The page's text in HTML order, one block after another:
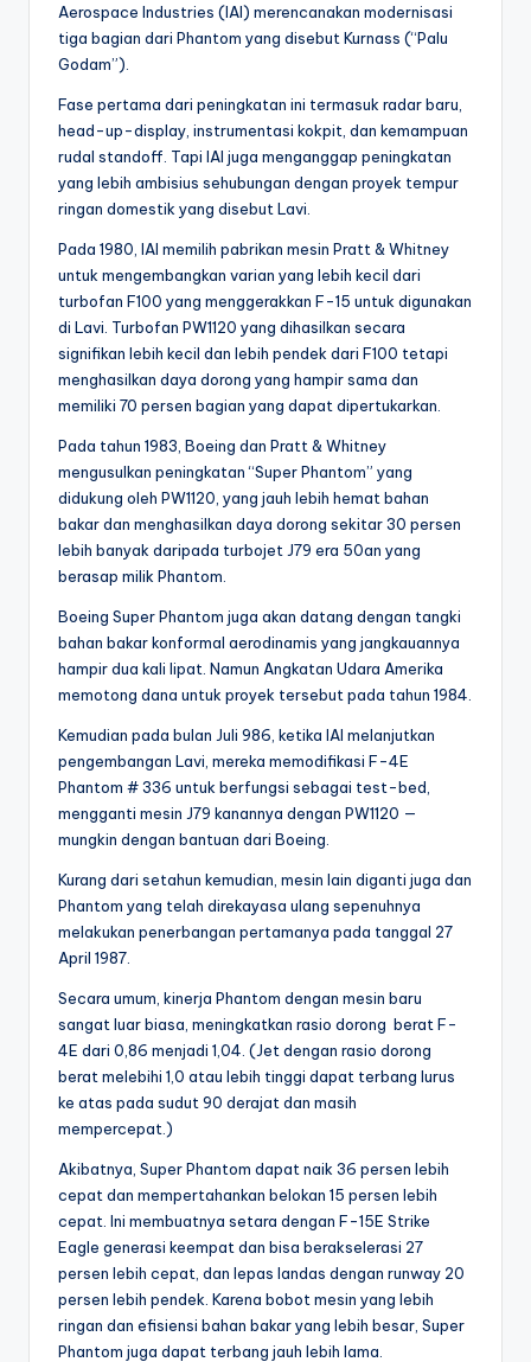
Aerospace Industries (IAI) merencanakan modernisasi
tiga bagian dari Phantom yang disebut Kurnass (“Palu
Godam”).
Fase pertama dari peningkatan ini termasuk radar baru,
head-up-display, instrumentasi kokpit, dan kemampuan
rudal standoff. Tapi IAI juga menganggap peningkatan
yang lebih ambisius sehubungan dengan proyek tempur
ringan domestik yang disebut Lavi.
Pada 1980, IAI memilih pabrikan mesin Pratt & Whitney
untuk mengembangkan varian yang lebih kecil dari
turbofan F100 yang menggerakkan F-15 untuk digunakan
di Lavi. Turbofan PW1120 yang dihasilkan secara
signifikan lebih kecil dan lebih pendek dari F100 tetapi
menghasilkan daya dorong yang hampir sama dan
memiliki 70 persen bagian yang dapat dipertukarkan.
Pada tahun 1983, Boeing dan Pratt & Whitney
mengusulkan peningkatan “Super Phantom” yang
didukung oleh PW1120, yang jauh lebih hemat bahan
bakar dan menghasilkan daya dorong sekitar 30 persen
lebih banyak daripada turbojet J79 era 50an yang
berasap milik Phantom.
Boeing Super Phantom juga akan datang dengan tangki
bahan bakar konformal aerodinamis yang jangkauannya
hampir dua kali lipat. Namun Angkatan Udara Amerika
memotong dana untuk proyek tersebut pada tahun 1984.
Kemudian pada bulan Juli 986, ketika IAI melanjutkan
pengembangan Lavi, mereka memodifikasi F-4E
Phantom # 336 untuk berfungsi sebagai test-bed,
mengganti mesin J79 kanannya dengan PW1120 —
mungkin dengan bantuan dari Boeing.
Kurang dari setahun kemudian, mesin lain diganti juga dan
Phantom yang telah direkayasa ulang sepenuhnya
melakukan penerbangan pertamanya pada tanggal 27
April 1987.
Secara umum, kinerja Phantom dengan mesin baru
sangat luar biasa, meningkatkan rasio dorong berat F-
4E dari 0,86 menjadi 1,04. (Jet dengan rasio dorong
berat melebihi 1,0 atau lebih tinggi dapat terbang lurus
ke atas pada sudut 90 derajat dan masih
mempercepat.)
Akibatnya, Super Phantom dapat naik 36 persen lebih
cepat dan mempertahankan belokan 15 persen lebih
cepat. Ini membuatnya setara dengan F-15E Strike
Eagle generasi keempat dan bisa berakselerasi 27
persen lebih cepat, dan lepas landas dengan runway 20
persen lebih pendek. Karena bobot mesin yang lebih
ringan dan efisiensi bahan bakar yang lebih besar, Super
Phantom juga dapat terbang jauh lebih lama.